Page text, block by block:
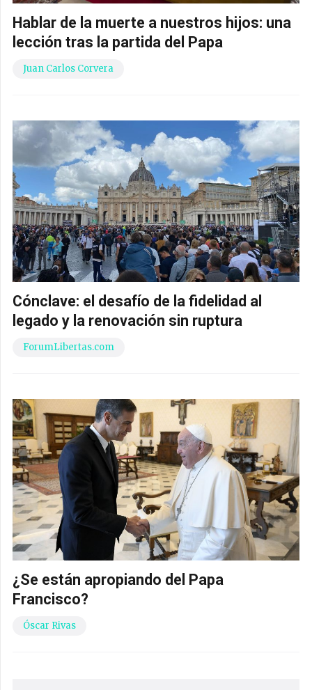
Hablar de la muerte a nuestros hijos: una
lección tras la partida del Papa
Juan Carlos Corvera
Cónclave: el desafío de la fidelidad al
legado y la renovación sin ruptura
ForumLibertas.com
¿Se están apropiando del Papa
Francisco?
Óscar Rivas